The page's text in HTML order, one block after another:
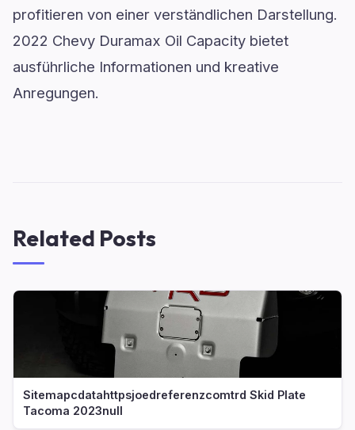
profitieren von einer verständlichen Darstellung.
2022 Chevy Duramax Oil Capacity bietet
ausführliche Informationen und kreative
Anregungen.
Related Posts
Sitemapcdatahttpsjoedreferenzcomtrd Skid Plate
Tacoma 2023null